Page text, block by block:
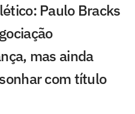
Paulo Bracks
mas ainda
com título